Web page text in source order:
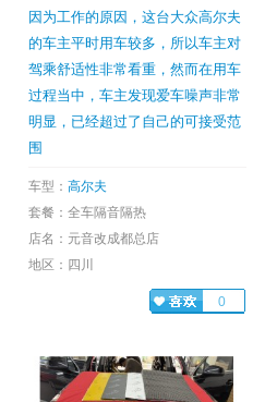
因为工作的原因，这台大众高尔夫
的车主平时用车较多，所以车主对
驾乘舒适性非常看重，然而在用车
过程当中，车主发现爱车噪声非常
明显，已经超过了自己的可接受范
围
车型： 高尔夫
套餐：全车隔音隔热
店名：元音改成都总店
地区：四川
0